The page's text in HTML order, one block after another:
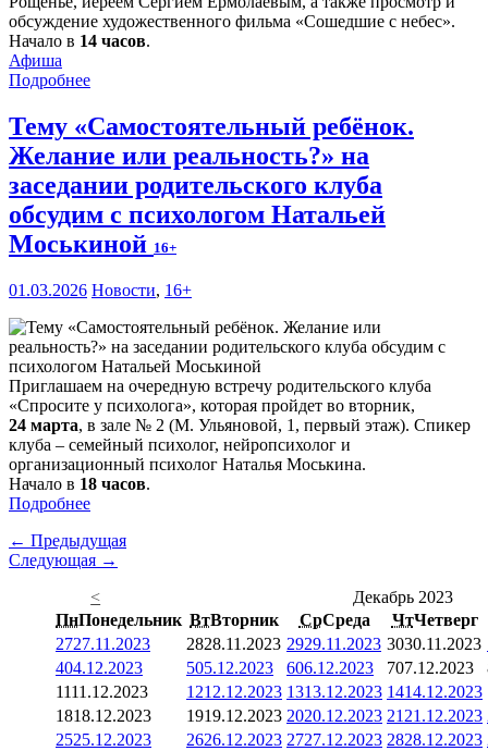
обсуждение художественного фильма «Сошедшие с небес».
Начало в 14 часов.
Афиша
Подробнее
Тему «Самостоятельный ребёнок.
Желание или реальность?» на
заседании родительского клуба
обсудим с психологом Натальей
Моськиной 16+
01.03.2026 Новости, 16+
Приглашаем на очередную встречу родительского клуба
«Спросите у психолога», которая пройдет во вторник,
24 марта, в зале № 2 (М. Ульяновой, 1, первый этаж). Спикер
клуба – семейный психолог, нейропсихолог и
организационный психолог Наталья Моськина.
Начало в 18 часов.
Подробнее
← Предыдущая
Следующая →
<
Декабрь 2023
ПнПонедельник ВтВторник СрСреда ЧтЧетверг
2727.11.2023 2828.11.2023 2929.11.2023 3030.11.2023
404.12.2023 505.12.2023 606.12.2023 707.12.2023
1111.12.2023 1212.12.2023 1313.12.2023 1414.12.2023
1818.12.2023 1919.12.2023 2020.12.2023 21 21.12.2023
2525.12.2023 2626.12.2023 2727.12.2023 2828.12.2023